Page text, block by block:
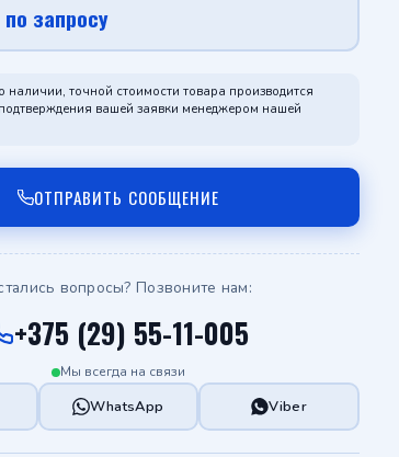
Telegram
WhatsApp
запросу
точной стоимости товара производится
вашей заявки менеджером нашей
ОТПРАВИТЬ СООБЩЕНИЕ
вопросы? Позвоните нам:
+375 (29) 55-11-005
Мы всегда на связи
WhatsApp Viber